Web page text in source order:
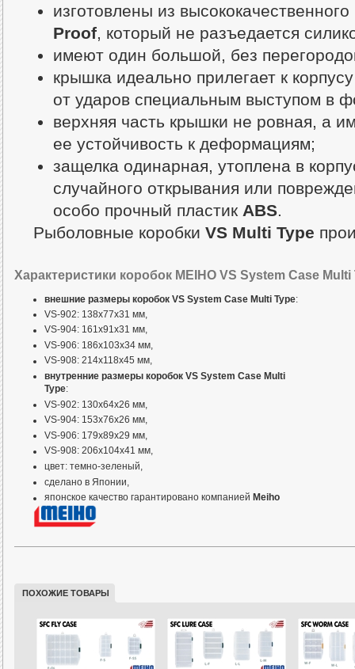
изготовлены из
Proof, который не разъедается
имеют один большой, без
крышка идеально прилегает к
от ударов специальным выступом в
верхняя часть крышки не ровная, а
ее устойчивость к деформациям;
защелка одинарная, утоплена в
случайного открывания или
особо прочный пластик ABS.
Рыболовные коробки VS Multi Type
Характеристики коробок MEIHO VS System Case Multi
внешние размеры коробок VS System Case Multi Type:
VS-902: 138x77x31 мм,
VS-904: 161x91x31 мм,
VS-906: 186x103x34 мм,
VS-908: 214x118x45 мм,
внутренние размеры коробок VS System Case Multi
Type:
VS-902: 130x64x26 мм,
VS-904: 153x76x26 мм,
VS-906: 179x89x29 мм,
VS-908: 206x104x41 мм,
цвет: темно-зеленый,
сделано в Японии,
японское качество гарантировано компанией Meiho
Информация
КоробкиMEIHO Versus
коробкам
SFC «System Fishing
ПОХОЖИЕ ТОВАРЫ